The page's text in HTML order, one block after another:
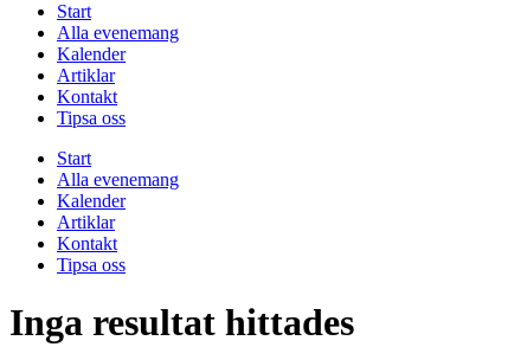
Start
Alla evenemang
Kalender
Artiklar
Kontakt
Tipsa oss
Start
Alla evenemang
Kalender
Artiklar
Kontakt
Tipsa oss
Inga resultat hittades